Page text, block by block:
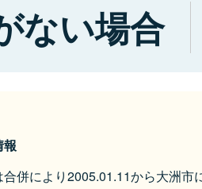
ない場合
報
併により2005.01.11から大洲市